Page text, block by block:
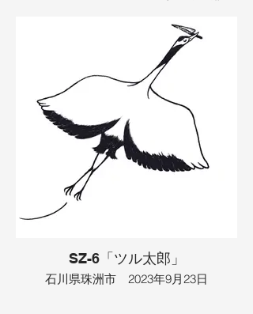
駅員さんが駅にいて、お仕事で絵を描い
ていました。今日は特別な日で、地元の
特産品の売れ残りセールがあったので、
駅員さんはその看板を描いていました。
でも、お客さんが来なかったので、駅員
さんは本を読んでいました。あんまりお
客さんが来ないので、駅員さんは自分で
呼び込みをすることにしました。する
と、たくさんお客さんがやってきて、て
んやわんやになって、品物は全部売れて
しまいました。駅員さんは良かったなと
嬉しく思い、ビールを飲み始めました。
すると、そこから大判小判がザクザクと
出てきたので、駅員さんは勤労意欲がな
くなってしまい、酔ったまま、電車を運
転して帰ることにしました。気がつく
ころまで行って、海の中に落ちてしまい
ました。
SZ-6「ツル太郎」
石川県珠洲市 2023年9月23日